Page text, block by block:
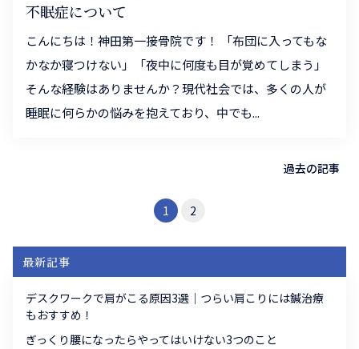
不眠症について
こんにちは！神田第一接骨院です！ 「布団に入ってもな
かなか寝つけない」「夜中に何度も目が覚めてしまう」
そんな経験はありませんか？現代社会では、多くの人が
睡眠に何らかの悩みを抱えており、中でも...
1 2
過去の記事
最新記事
デスクワークで肩がこる原因3選｜つらい肩こりには鍼治療
もおすすめ！
ぎっくり腰になったらやってはいけない3つのこと